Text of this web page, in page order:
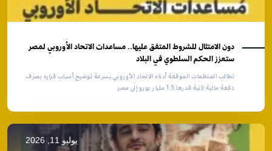
دون الامتثال للشروط المتفق عليها.. مساعدات الاتحاد الأوروبي لمصر
ستعزز الحكم السلطوي في البلاد
تطالب المنظمات الموقعة أدناه الاتحاد الأوروبي بسرعة توضيح أسباب قراره بصرف
دفعة مالية ثانية قدرها 1.5 مليار يورو إلى مصر
يوليو 11, 2026